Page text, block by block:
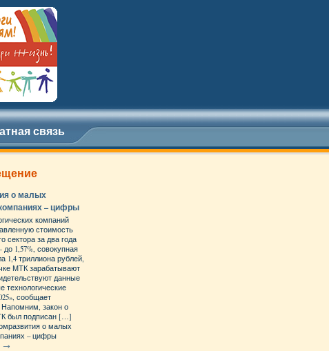
связь
о малых
– цифры
компаний
стоимость
сектора за два года
1,57%, совокупная
1,4 триллиона рублей,
МТК зарабатывают
данные
технологические
сообщает
закон о
был подписан […]
о малых
– цифры
→